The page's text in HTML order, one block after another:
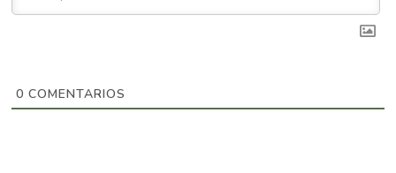
0 COMENTARIOS